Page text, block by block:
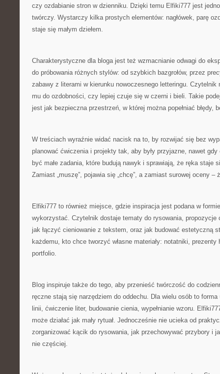
czy ozdabianie stron w dzienniku. Dzięki temu Elfiki777 jest
twórczy. Wystarczy kilka prostych elementów: nagłówek, parę
staje się małym dziełem.
Charakterystyczne dla bloga jest też wzmacnianie odwagi do
do próbowania różnych stylów: od szybkich bazgrołów, przez
zabawy z literami w kierunku nowoczesnego letteringu.
mu do ozdobności, czy lepiej czuje się w czerni i bieli. Takie
jest jak bezpieczna przestrzeń, w której można popełniać błędy,
W treściach wyraźnie widać nacisk na to, by rozwijać się bez
planować ćwiczenia i projekty tak, aby były przyjazne, nawet gdy
być małe zadania, które budują nawyk i sprawiają, że ręka staje
Zamiast „muszę”, pojawia się „chcę”, a zamiast surowej oceny –
Elfiki777 to również miejsce, gdzie inspiracja jest podana w
wykorzystać. Czytelnik dostaje tematy do rysowania, propozycje
jak łączyć cieniowanie z tekstem, oraz jak budować estetyczną
każdemu, kto chce tworzyć własne materiały: notatniki,
portfolio.
Blog inspiruje także do tego, aby przenieść twórczość do
ręczne stają się narzędziem do oddechu. Dla wielu osób to
linii, ćwiczenie liter, budowanie cienia, wypełnianie wzoru.
może działać jak mały rytuał. Jednocześnie nie ucieka od
zorganizować kącik do rysowania, jak przechowywać przybory i
nie częściej.